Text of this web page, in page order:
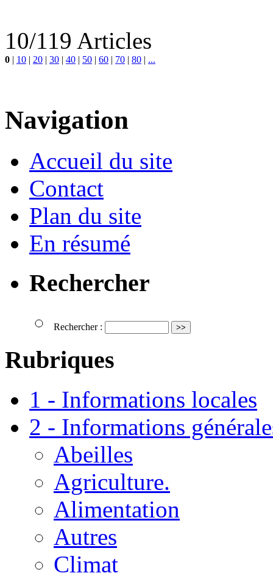
10/119 Articles
0 | 10 | 20 | 30 | 40 | 50 | 60 | 70 | 80 | ...
Navigation
Accueil du site
Contact
Plan du site
En résumé
Rechercher
Rechercher :
Rubriques
1 - Informations locales
2 - Informations
Abeilles
Agriculture.
Alimentation
Autres
Climat